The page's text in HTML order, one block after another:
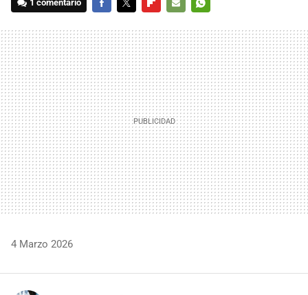
1 comentario
MAIL
4 Marzo 2026